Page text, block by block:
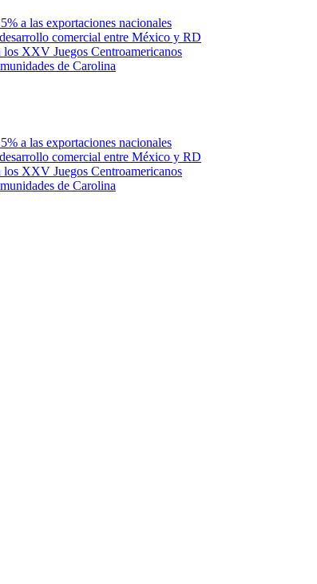
a las exportaciones nacionales
comercial entre México y RD
XXV Juegos Centroamericanos
de Carolina
a las exportaciones nacionales
comercial entre México y RD
XXV Juegos Centroamericanos
de Carolina